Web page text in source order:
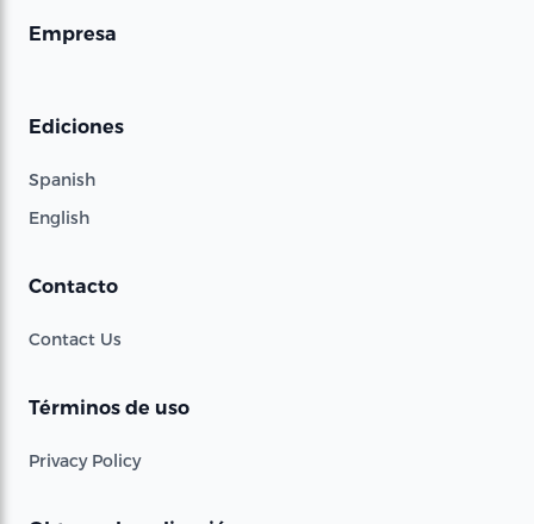
Empresa
Ediciones
Spanish
English
Contacto
Contact Us
Términos de uso
Privacy Policy